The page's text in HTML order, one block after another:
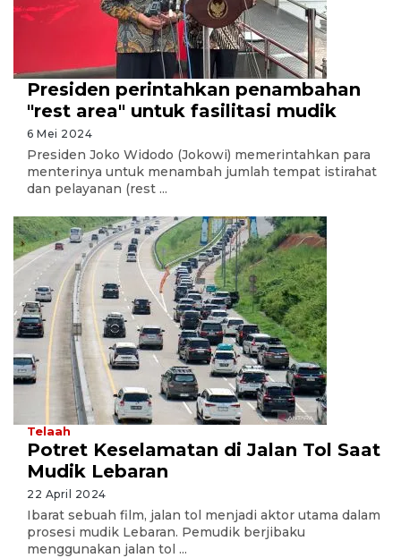
Presiden perintahkan penambahan
"rest area" untuk fasilitasi mudik
6 Mei 2024
Presiden Joko Widodo (Jokowi) memerintahkan para
menterinya untuk menambah jumlah tempat istirahat
dan pelayanan (rest ...
Telaah
Potret Keselamatan di Jalan Tol Saat
Mudik Lebaran
22 April 2024
Ibarat sebuah film, jalan tol menjadi aktor utama dalam
prosesi mudik Lebaran. Pemudik berjibaku
menggunakan jalan tol ...